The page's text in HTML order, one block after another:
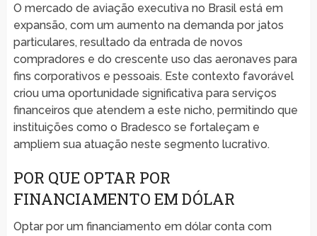
O mercado de aviação executiva no Brasil está em
expansão, com um aumento na demanda por jatos
particulares, resultado da entrada de novos
compradores e do crescente uso das aeronaves para
fins corporativos e pessoais. Este contexto favorável
criou uma oportunidade significativa para serviços
financeiros que atendem a este nicho, permitindo que
instituições como o Bradesco se fortaleçam e
ampliem sua atuação neste segmento lucrativo.
POR QUE OPTAR POR
FINANCIAMENTO EM DÓLAR
Optar por um financiamento em dólar conta com